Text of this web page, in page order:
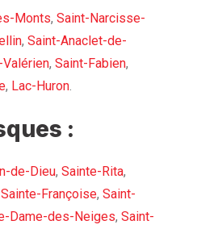
Monts, Saint-Narcisse-
, Saint-Anaclet-de-
, Saint-Fabien,
, Lac-Huron.
:
de-Dieu, Sainte-Rita,
Sainte-Françoise, Saint-
Dame-des-Neiges, Saint-